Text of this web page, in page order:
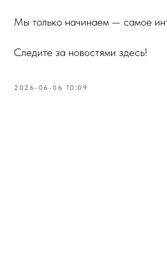
Мы только начинаем — самое
Следите за новостями здесь!
2026-06-06 10:09